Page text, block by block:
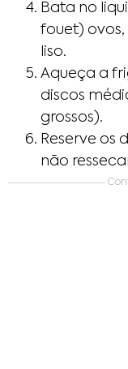
Bata no
fouet) ovos,
liso.
Aqueça a
discos
grossos).
Reserve os
não